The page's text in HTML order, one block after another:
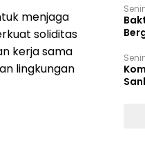
menjaga
soliditas
kerja sama
lingkungan